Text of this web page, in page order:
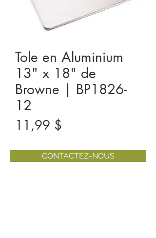
Tole en Aluminium
13" x 18" de
Browne | BP1826-
12
11,99 $
CONTACTEZ-NOUS